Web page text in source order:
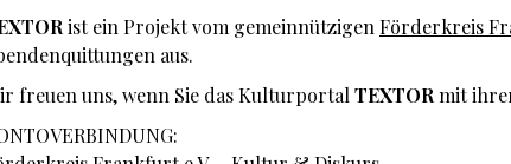
ist ein Projekt vom gemeinnützigen Förderkreis
aus.
freuen uns, wenn Sie das Kulturportal TEXTOR mit